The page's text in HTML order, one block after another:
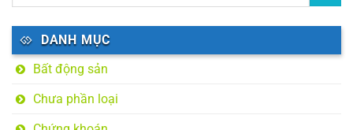
DANH MỤC
Bất động sản
Chưa phần loại